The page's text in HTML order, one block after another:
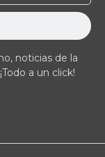
noticias de la
a un click!